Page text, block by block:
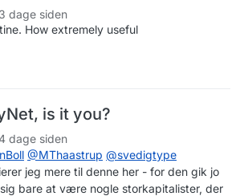
dage siden
How extremely useful
is it you?
dage siden
@MThaastrup @svedigtype
jeg mere til denne her - for den gik jo
bare at være nogle storkapitalister, der